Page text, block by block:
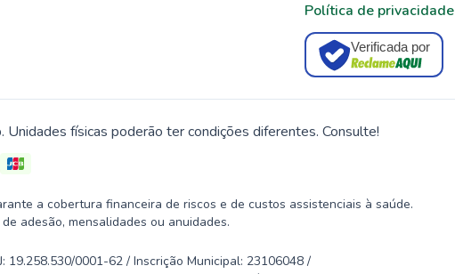
Política de privacidade
Verificada por
Unidades físicas poderão ter condições diferentes. Consulte!
a cobertura financeira de riscos e de custos assistenciais à saúde.
adesão, mensalidades ou anuidades.
19.258.530/0001-62 / Inscrição Municipal: 23106048 /